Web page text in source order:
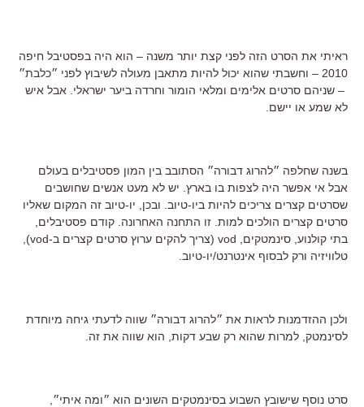
ראיתי את הסרט הזה לפני קצת יותר משנה – הוא היה בפסטיבל חיפה
2010 – וחשבתי שהוא יכול להיות מתאבן מעולה לשיבוץ לפני ״כלבת״
– שניהם סרטים אלימים ומלאי הומור וחרדה ביער ישראלי. אבל איש
לא שמע או יישם.
בשנה שחלפה ״להרוג דבורה״ הסתובב בין המון פסטיבלים בעולם
אבל אי אפשר היה לצפות בו בארץ. יש לא מעט אנשים שחושבים
שסרטים קצרים צריכים להיות ביו-טיוב. ובכן, יו-טיוב זה המקום שאליו
סרטים קצרים הולכים למות. זו התחנה האחרונה. קודם פסטיבלים,
בתי קולנוע, סינמטקים, vod (צריך להקים ערוץ סרטים קצרים ב-vod),
טלוויזיה ורק לבסוף אינטרנט/יו-טיוב.
ולכן ההזדמנות לראות את ״להרוג דבורה״ שווה לדעתי גיחה מיוחדת
לסינמטק, למרות שהוא רק שבע דקות, הוא שווה את זה.
סרט נוסף שישובץ השבוע בסינמטקים השונים הוא ״ומה איתי״,